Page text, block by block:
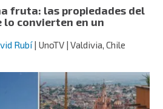
fruta: las propiedades del
convierten en un
Rubí| UnoTV | Valdivia, Chile